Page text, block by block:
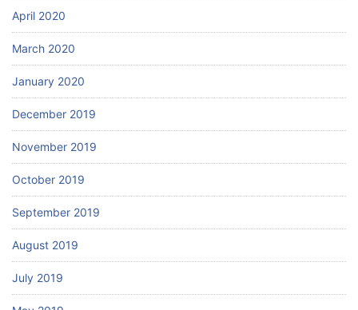
April 2020
March 2020
January 2020
December 2019
November 2019
October 2019
September 2019
August 2019
July 2019